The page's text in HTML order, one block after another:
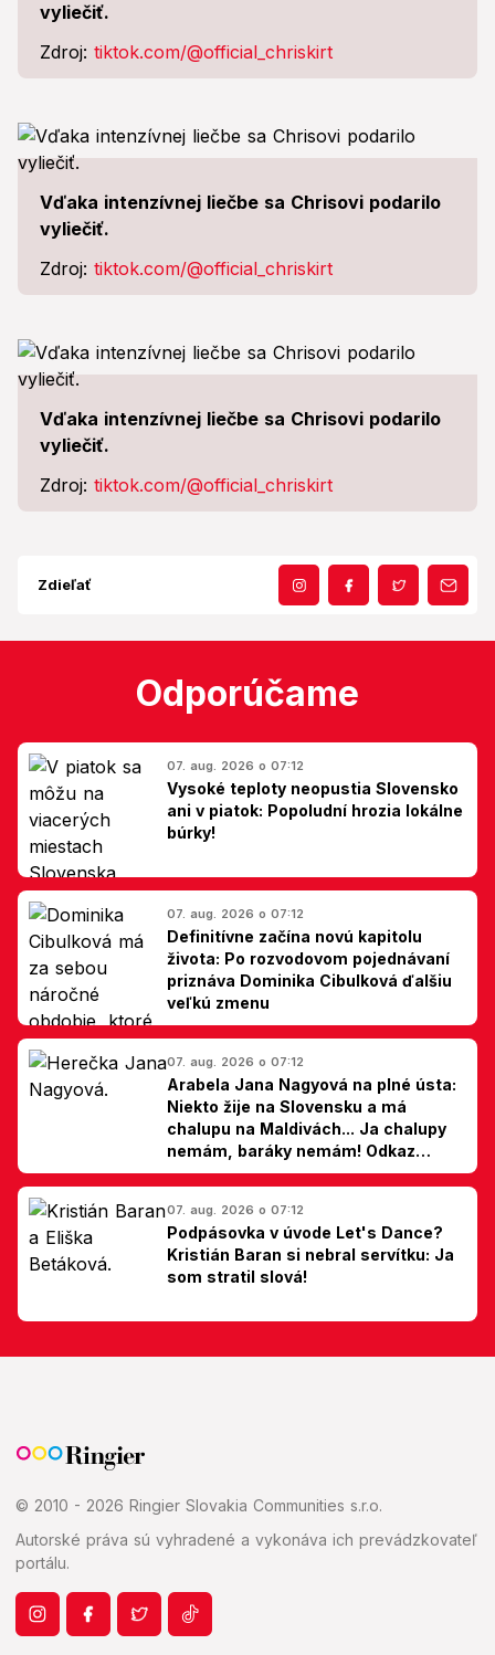
vyliečiť.
Zdroj: tiktok.com/@official_chriskirt
Vďaka intenzívnej liečbe sa Chrisovi podarilo
vyliečiť.
Zdroj: tiktok.com/@official_chriskirt
Vďaka intenzívnej liečbe sa Chrisovi podarilo
vyliečiť.
Zdroj: tiktok.com/@official_chriskirt
Zdieľať
Odporúčame
07. aug. 2026 o 07:12
Vysoké teploty neopustia Slovensko
ani v piatok: Popoludní hrozia lokálne
búrky!
07. aug. 2026 o 07:12
Definitívne začína novú kapitolu
života: Po rozvodovom pojednávaní
priznáva Dominika Cibulková ďalšiu
veľkú zmenu
07. aug. 2026 o 07:12
Arabela Jana Nagyová na plné ústa:
Niekto žije na Slovensku a má
chalupu na Maldivách... Ja chalupy
nemám, baráky nemám! Odkaz
Slovákom
07. aug. 2026 o 07:12
Podpásovka v úvode Let's Dance?
Kristián Baran si nebral servítku: Ja
som stratil slová!
© 2010 - 2026 Ringier Slovakia Communities s.r.o.
Autorské práva sú vyhradené a vykonáva ich prevádzkovateľ
portálu.